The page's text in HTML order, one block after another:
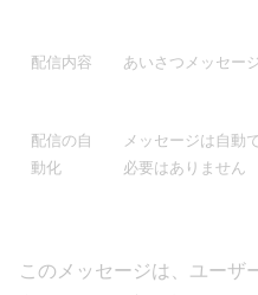
配信内容 あいさつメッセー
配信の自
動化
メッセージは自動
必要はありません
このメッセージは、ユーザ